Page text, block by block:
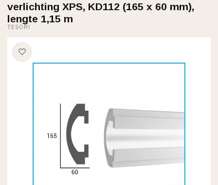
verlichting XPS, KD112 (165 x 60 mm),
lengte 1,15 m
TESORI